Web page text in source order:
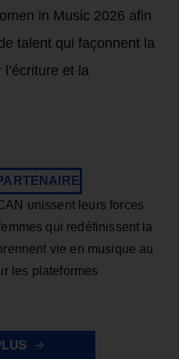
in Music 2026 afin
talent qui façonnent la
et la
unissent leurs forces
qui redéfinissent la
vie en musique au
les plateformes